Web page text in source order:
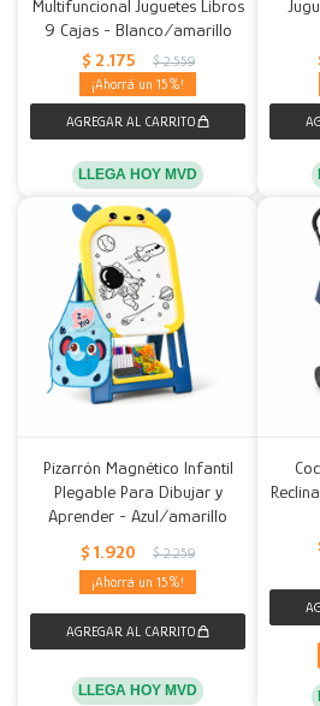
Multifuncional Juguetes Libros
9 Cajas - Blanco/amarillo
$ 2.175 $ 2.559
15
LLEGA HOY MVD
Pizarrón Magnético Infantil
Plegable Para Dibujar y
Aprender - Azul/amarillo
$ 1.920 $ 2.259
15
LLEGA HOY MVD